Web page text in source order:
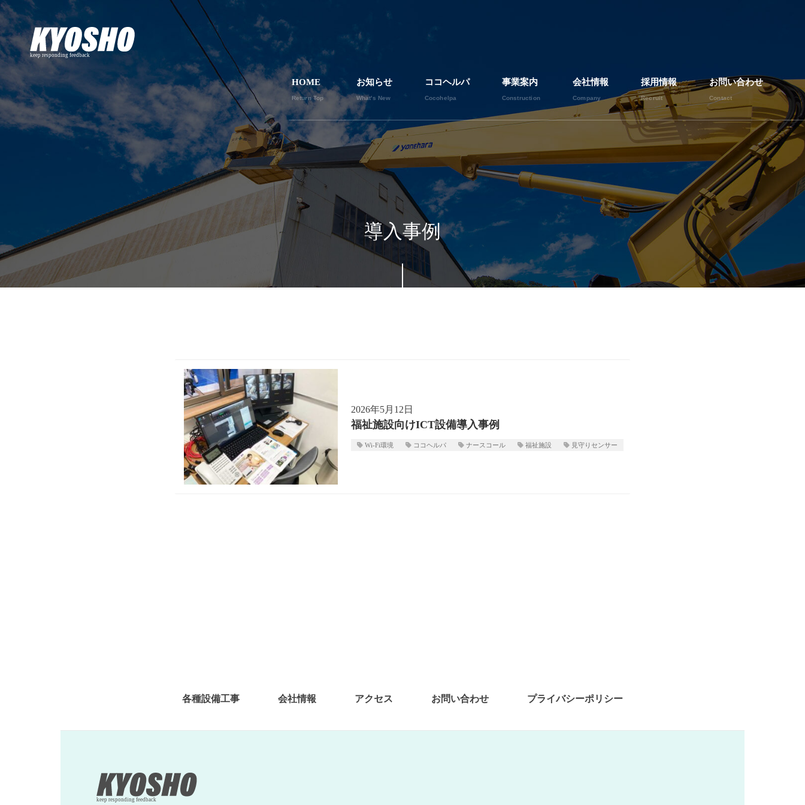
導入事例
HOME
Return Top
お知らせ
What's New
ココヘルパ
Cocohelpa
事業案内
Construction
会社情報
Company
採用情報
Recruit
お問い合わせ
Contact
2026年5月12日
福祉施設向けICT設備導入事例
Wi-Fi環境 ココヘルパ ナースコール 福祉施設 見守りセンサー
各種設備工事 会社情報 アクセス お問い合わせ プライバシーポリシー